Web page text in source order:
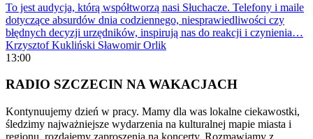
To jest audycja, którą współtworzą nasi Słuchacze. Telefony i maile
dotyczące absurdów dnia codziennego, niesprawiedliwości czy
błędnych decyzji urzędników, inspirują nas do reakcji i czynienia…
Krzysztof Kukliński Sławomir Orlik
13:00
RADIO SZCZECIN NA WAKACJACH
Kontynuujemy dzień w pracy. Mamy dla was lokalne ciekawostki,
śledzimy najważniejsze wydarzenia na kulturalnej mapie miasta i
regionu, rozdajemy zaproszenia na koncerty. Rozmawiamy z